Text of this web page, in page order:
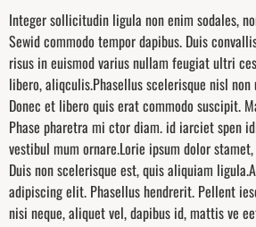
Integer sollicitudin ligula non enim sodales,
Sewid commodo tempor dapibus. Duis
risus in euismod varius nullam feugiat ultri
libero, aliqculis.Phasellus scelerisque nisl
Donec et libero quis erat commodo suscipit.
Phase pharetra mi ctor diam. id iarciet spen
vestibul mum ornare.Lorie ipsum dolor
Duis non scelerisque est, quis aliquiam
adipiscing elit. Phasellus hendrerit. Pellent
nisi neque, aliquet vel, dapibus id, mattis ve